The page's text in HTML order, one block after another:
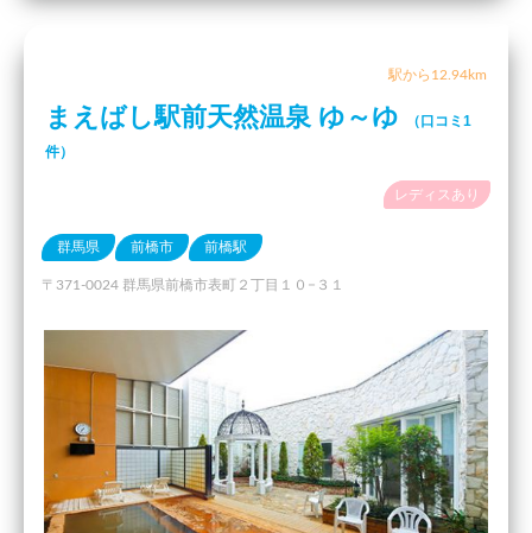
駅から12.94km
まえばし駅前天然温泉 ゆ～ゆ
（口コミ1
件）
レディスあり
群馬県 前橋市 前橋駅
〒371-0024 群馬県前橋市表町２丁目１０−３１